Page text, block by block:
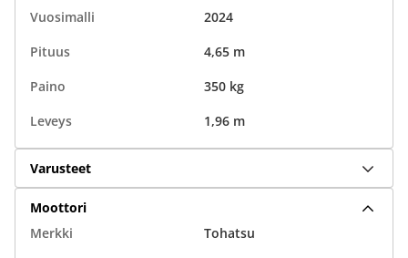
Vuosimalli
2024
Pituus
4,65 m
Paino
350 kg
Leveys
1,96 m
Varusteet
Moottori
Merkki
Tohatsu